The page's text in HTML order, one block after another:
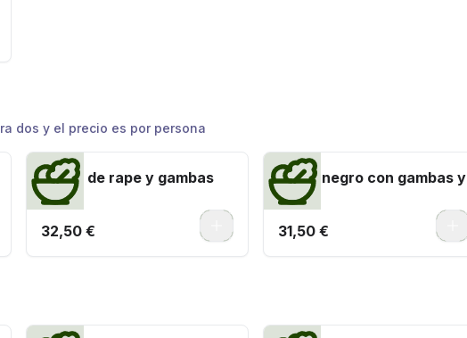
dos y el precio es por persona
Paella de rape y gambas
32,50 €
Arroz negro con gambas y
alioli
31,50 €